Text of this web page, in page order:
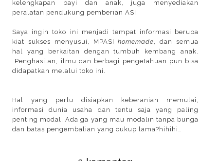
kelengkapan bayi dan anak, juga menyediakan
peralatan pendukung pemberian ASI.
Saya ingin toko ini menjadi tempat informasi berupa
kiat sukses menyusui, MPASIhomemade, dan semua
hal yang berkaitan dengan tumbuh kembang anak.
Penghasilan, ilmu dan berbagi pengetahuan pun bisa
didapatkan melalui toko ini.
Hal yang perlu disiapkan keberanian memulai,
informasi dunia usaha dan tentu saja yang paling
penting modal. Ada ga yang mau modalin tanpa bunga
dan batas pengembalian yang cukup lama?hihihi…